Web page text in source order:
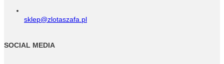
sklep@zlotaszafa.pl
SOCIAL MEDIA